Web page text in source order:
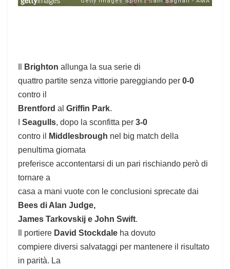
Brighton allunga la sua serie di
quattro partite senza vittorie pareggiando per 0-0
contro il
Brentford al Griffin Park.
Seagulls, dopo la sconfitta per 3-0
contro il
Middlesbrough nel big match della
penultima giornata
preferisce accontentarsi di un pari rischiando però di
tornare a
casa a mani vuote con le conclusioni sprecate dai
Bees di Alan Judge,
James Tarkovskij e John Swift.
Il portiere David Stockdale ha dovuto
compiere diversi salvataggi per mantenere il risultato
in parità. La